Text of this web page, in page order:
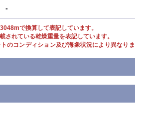
-
で換算して表記しています。
されている乾燥重量を表記しています。
のコンディション及び海象状況により異なりま